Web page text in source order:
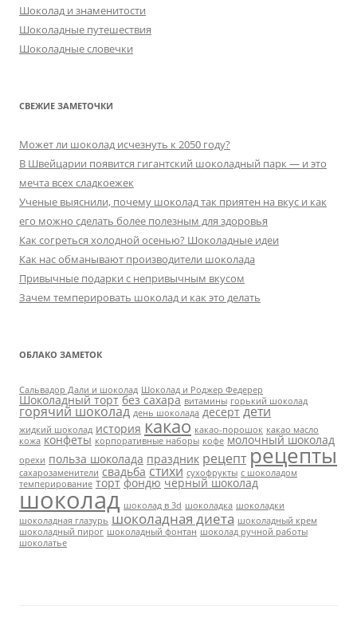
Шоколад и знаменитости
Шоколадные путешествия
Шоколадные словечки
СВЕЖИЕ ЗАМЕТОЧКИ
Может ли шоколад исчезнуть к 2050 году?
В Швейцарии появится гигантский шоколадный парк — и это
мечта всех сладкоежек
Ученые выяснили, почему шоколад так приятен на вкус и как
его можно сделать более полезным для здоровья
Как согреться холодной осенью? Шоколадные идеи
Как нас обманывают производители шоколада
Привычные подарки с непривычным вкусом
Зачем темперировать шоколад и как это делать
ОБЛАКО ЗАМЕТОК
Сальвадор Дали и шоколад Шоколад и Роджер Федерер
Шоколадный торт без сахара витамины горький шоколад
горячий шоколад день шоколада десерт дети
жидкий шоколад история какао какао-порошок какао масло
кожа конфеты корпоративные наборы кофе молочный шоколад
орехи польза шоколада праздник рецептрецепты
сахарозаменители свадьба стихи сухофрукты с шоколадом
темперирование торт фондю черный шоколад
шоколад шоколад в 3d шоколадка шоколадки
шоколадная глазурь шоколадная диета шоколадный крем
шоколадный пирог шоколадный фонтан шоколад ручной работы
шоколатье